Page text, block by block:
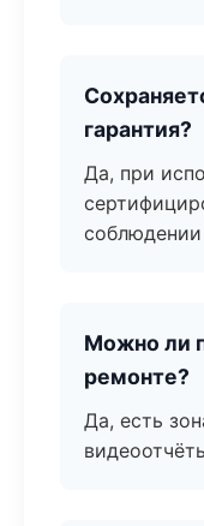
гарантия?
Да, при
соблюдении
Можно ли
ремонте?
Да, есть